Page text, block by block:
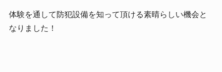
体験を通して防犯設備を知って頂ける素晴らしい機会と
なりました！